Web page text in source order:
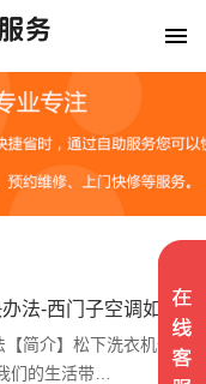
松下洗衣机故障h01以及解决办法-西门子空调如何清洗柜子
简介】松下洗衣机作为
们的生活带…